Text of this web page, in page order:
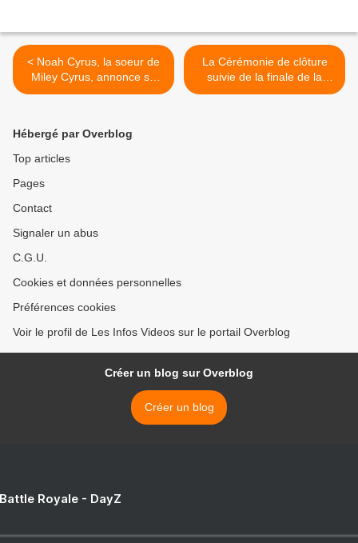
< Noah Cyrus, la soeur de
Miley Cyrus, annonce sa
première tournée en
La Cérémonie de clôture
suivie de la finale de la
Coupe du Monde en Russie
Hébergé par Overblog
Top articles
Pages
Contact
Signaler un abus
C.G.U.
Cookies et données personnelles
Préférences cookies
Voir le profil de Les Infos Videos sur le portail Overblog
Créer un blog sur Overblog
Créer un blog
Royale - DayZ